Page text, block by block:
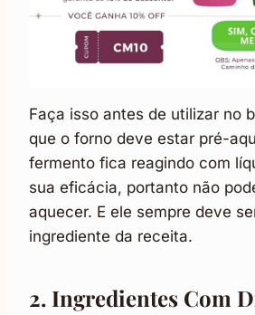
Faça isso antes de utilizar no
que o forno deve estar pré-
fermento fica reagindo com
sua eficácia, portanto não
aquecer. E ele sempre deve
ingrediente da receita.
2. Ingredientes Com